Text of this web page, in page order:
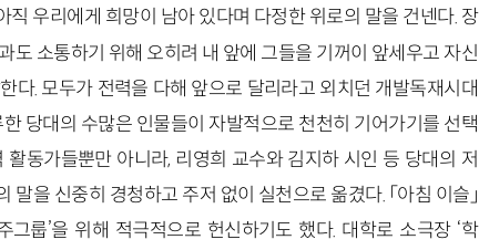
직 우리에게 희망이 남아 있다며 다정한 위로의 말을 건넨다. 장
소통하기 위해 오히려 내 앞에 그들을 기꺼이 앞세우고 자신
다. 모두가 전력을 다해 앞으로 달리라고 외치던 개발독재시대
당대의 수많은 인물들이 자발적으로 천천히 기어가기를 선택
동가들뿐만 아니라, 리영희 교수와 김지하 시인 등 당대의 저
을 신중히 경청하고 주저 없이 실천으로 옮겼다. 「아침 이슬」
룹’을 위해 적극적으로 헌신하기도 했다. 대학로 소극장 ‘학